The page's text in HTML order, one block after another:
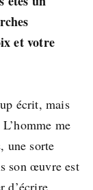
et votre
écrit, mais
me
une sorte
son œuvre est
d’écrire